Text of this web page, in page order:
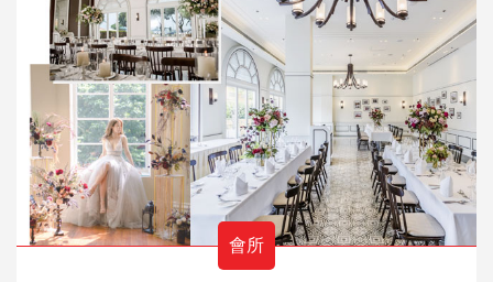
會所